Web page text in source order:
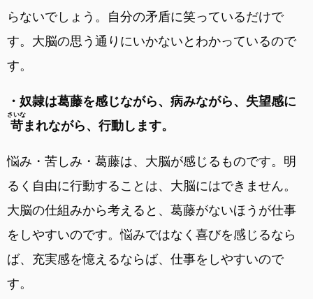
らないでしょう。自分の矛盾に笑っているだけで
す。大脳の思う通りにいかないとわかっているので
す。
・奴隷は葛藤を感じながら、病みながら、失望感に
苛
さいな
まれながら、行動します。
悩み・苦しみ・葛藤は、大脳が感じるものです。明
るく自由に行動することは、大脳にはできません。
大脳の仕組みから考えると、葛藤がないほうが仕事
をしやすいのです。悩みではなく喜びを感じるなら
ば、充実感を憶えるならば、仕事をしやすいので
す。